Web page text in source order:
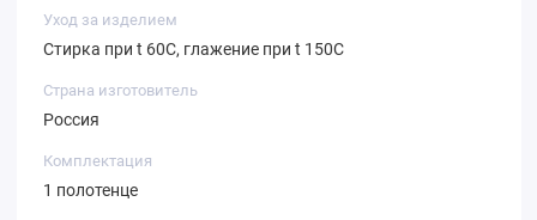
Уход за изделием
Стирка при t 60С, глажение при t 150С
Страна изготовитель
Россия
Комплектация
1 полотенце